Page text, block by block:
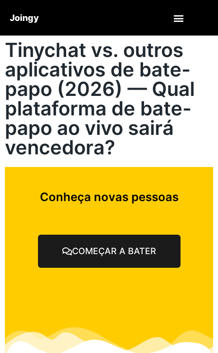
Joingy
Tinychat vs. outros
aplicativos de bate-
papo (2026) — Qual
plataforma de bate-
papo ao vivo sairá
vencedora?
Conheça novas pessoas
COMEÇAR A BATER